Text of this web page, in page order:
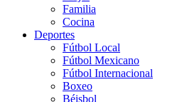
Familia
Cocina
Deportes
Fútbol Local
Fútbol Mexicano
Fútbol Internacional
Boxeo
Béisbol